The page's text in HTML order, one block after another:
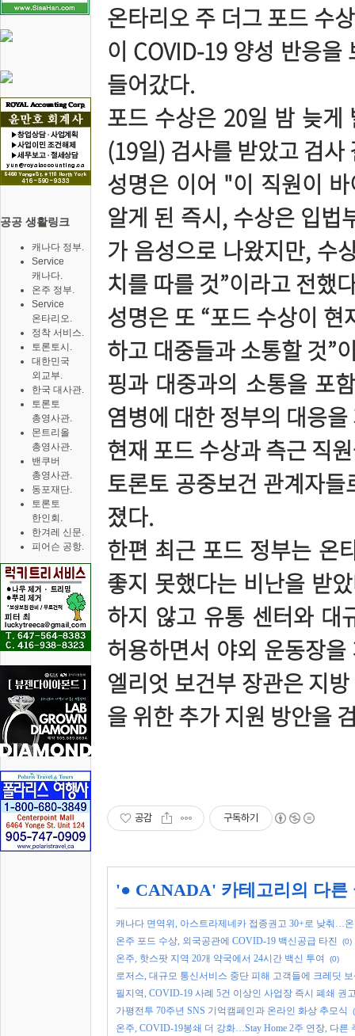
공공 생활링크
캐나다 정부.
Service
캐나다.
온주 정부.
Service
온타리오.
정착 서비스.
토론토시.
대한민국
외교부.
한국 대사관.
토론토
총영사관.
몬트리올
총영사관.
밴쿠버
총영사관.
동포재단.
토론토
한인회.
한겨레 신문.
피어슨 공항.
온타리오 주 더그 포드 수
이 COVID-19 양성 반응
들어갔다.
포드 수상은 20일 밤 늦게
(19일) 검사를 받았고 검
성명은 이어 "이 직원이
알게 된 즉시, 수상은 입법
가 음성으로 나왔지만, 수
치를 따를 것”이라고 전했
성명은 또 “포드 수상이
하고 대중들과 소통할 것”
핑과 대중과의 소통을 포
염병에 대한 정부의 대응
현재 포드 수상과 측근 직
토론토 공중보건 관계자
졌다.
한편 최근 포드 정부는 온
좋지 못했다는 비난을 받
하지 않고 유통 센터와 대
허용하면서 야외 운동장
엘리엇 보건부 장관은 지
을 위한 추가 지원 방안을
공감 구독하기
'● CANADA' 카테고리의 다른
캐나다 면역위, 아스트라제네카 접종권고 30+로 낮춰…
온주 포드 수상, 외국공관에 COVID-19 백신공급 타진
(0)
온주, 핫스팟 지역 20개 약국에서 24시간 백신 투여 (0)
로저스, 대규모 통신서비스 중단 피해 고객들에 크레딧
필지역, COVID-19 사례 5건 이상인 사업장 즉시 폐쇄 권
가평전투 70주년 SNS 기억캠페인과 온라인 화상 추모식
온주, COVID-19봉쇄 더 강화…Stay Home 2주 연장, 다른